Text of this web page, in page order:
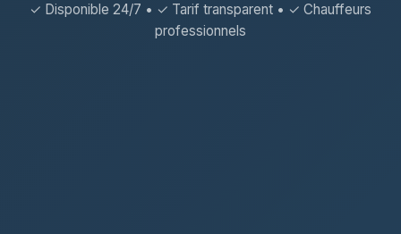
✓ Disponible 24/7 • ✓ Tarif transparent • ✓ Chauffeurs
professionnels